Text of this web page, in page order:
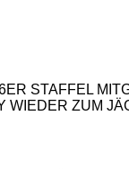
STAFFEL
WIEDER ZUM